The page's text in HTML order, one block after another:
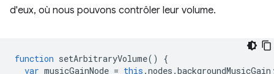
d'eux, où nous pouvons contrôler leur volume.
function setArbitraryVolume()
{
var musicGainNode = this .nodes .backgroundMusicGain